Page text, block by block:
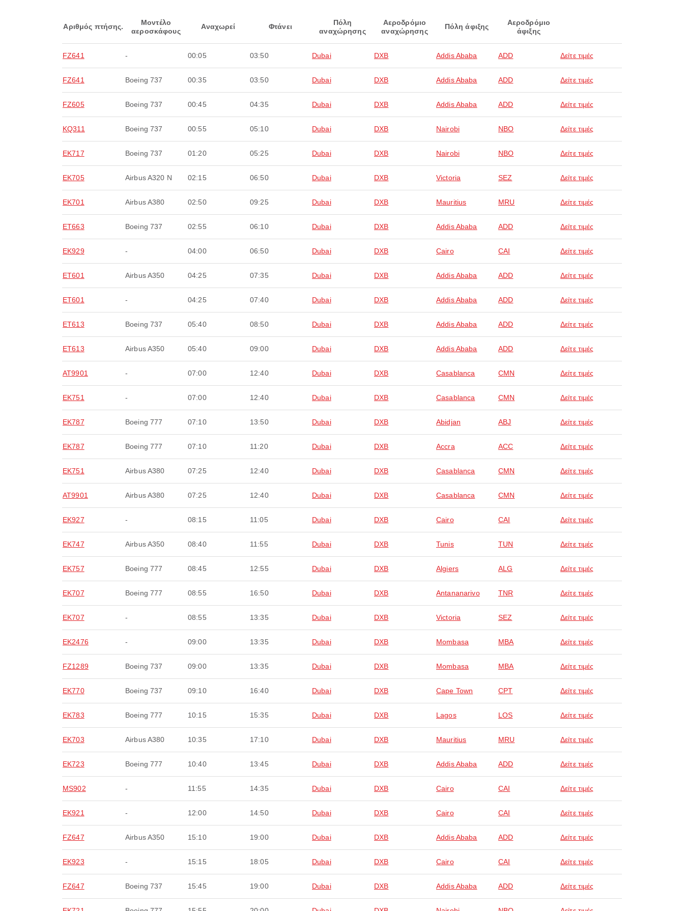
Αριθμός πτήσης.
Μοντέλο
αεροσκάφους
Αναχωρεί Φτάνει
Πόλη
αναχώρησης
Αεροδρόμιο
αναχώρησης
Πόλη άφιξης
Αεροδρόμιο
άφιξης
FZ641 - 00:05 03:50 Dubai DXB Addis Ababa ADD Δείτε τιμές
FZ641 Boeing 737 00:35 03:50 Dubai DXB Addis Ababa ADD Δείτε τιμές
FZ605 Boeing 737 00:45 04:35 Dubai DXB Addis Ababa ADD Δείτε τιμές
KQ311 Boeing 737 00:55 05:10 Dubai DXB Nairobi NBO Δείτε τιμές
EK717 Boeing 737 01:20 05:25 Dubai DXB Nairobi NBO Δείτε τιμές
EK705 Airbus A320 N 02:15 06:50 Dubai DXB Victoria SEZ Δείτε τιμές
EK701 Airbus A380 02:50 09:25 Dubai DXB Mauritius MRU Δείτε τιμές
ET663 Boeing 737 02:55 06:10 Dubai DXB Addis Ababa ADD Δείτε τιμές
EK929 - 04:00 06:50 Dubai DXB Cairo CAI Δείτε τιμές
ET601 Airbus A350 04:25 07:35 Dubai DXB Addis Ababa ADD Δείτε τιμές
ET601 - 04:25 07:40 Dubai DXB Addis Ababa ADD Δείτε τιμές
ET613 Boeing 737 05:40 08:50 Dubai DXB Addis Ababa ADD Δείτε τιμές
ET613 Airbus A350 05:40 09:00 Dubai DXB Addis Ababa ADD Δείτε τιμές
AT9901 - 07:00 12:40 Dubai DXB Casablanca CMN Δείτε τιμές
EK751 - 07:00 12:40 Dubai DXB Casablanca CMN Δείτε τιμές
EK787 Boeing 777 07:10 13:50 Dubai DXB Abidjan ABJ Δείτε τιμές
EK787 Boeing 777 07:10 11:20 Dubai DXB Accra ACC Δείτε τιμές
EK751 Airbus A380 07:25 12:40 Dubai DXB Casablanca CMN Δείτε τιμές
AT9901 Airbus A380 07:25 12:40 Dubai DXB Casablanca CMN Δείτε τιμές
EK927 - 08:15 11:05 Dubai DXB Cairo CAI Δείτε τιμές
EK747 Airbus A350 08:40 11:55 Dubai DXB Tunis TUN Δείτε τιμές
EK757 Boeing 777 08:45 12:55 Dubai DXB Algiers ALG Δείτε τιμές
EK707 Boeing 777 08:55 16:50 Dubai DXB Antananarivo TNR Δείτε τιμές
EK707 - 08:55 13:35 Dubai DXB Victoria SEZ Δείτε τιμές
EK2476 - 09:00 13:35 Dubai DXB Mombasa MBA Δείτε τιμές
FZ1289 Boeing 737 09:00 13:35 Dubai DXB Mombasa MBA Δείτε τιμές
EK770 Boeing 737 09:10 16:40 Dubai DXB Cape Town CPT Δείτε τιμές
EK783 Boeing 777 10:15 15:35 Dubai DXB Lagos LOS Δείτε τιμές
EK703 Airbus A380 10:35 17:10 Dubai DXB Mauritius MRU Δείτε τιμές
EK723 Boeing 777 10:40 13:45 Dubai DXB Addis Ababa ADD Δείτε τιμές
MS902 - 11:55 14:35 Dubai DXB Cairo CAI Δείτε τιμές
EK921 - 12:00 14:50 Dubai DXB Cairo CAI Δείτε τιμές
FZ647 Airbus A350 15:10 19:00 Dubai DXB Addis Ababa ADD Δείτε τιμές
EK923 - 15:15 18:05 Dubai DXB Cairo CAI Δείτε τιμές
FZ647 Boeing 737 15:45 19:00 Dubai DXB Addis Ababa ADD Δείτε τιμές